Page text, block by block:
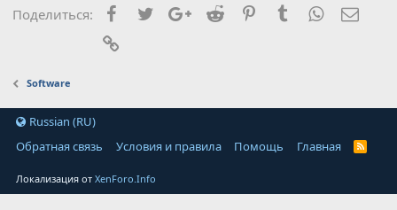
Поделиться: Facebook
TwitterGoogle+
Reddit PinterestTumblrWhatsApp
Software
Russian (RU)
Обратная связь
Условия и правила Помощь Главная
Локализация отXenForo.Info